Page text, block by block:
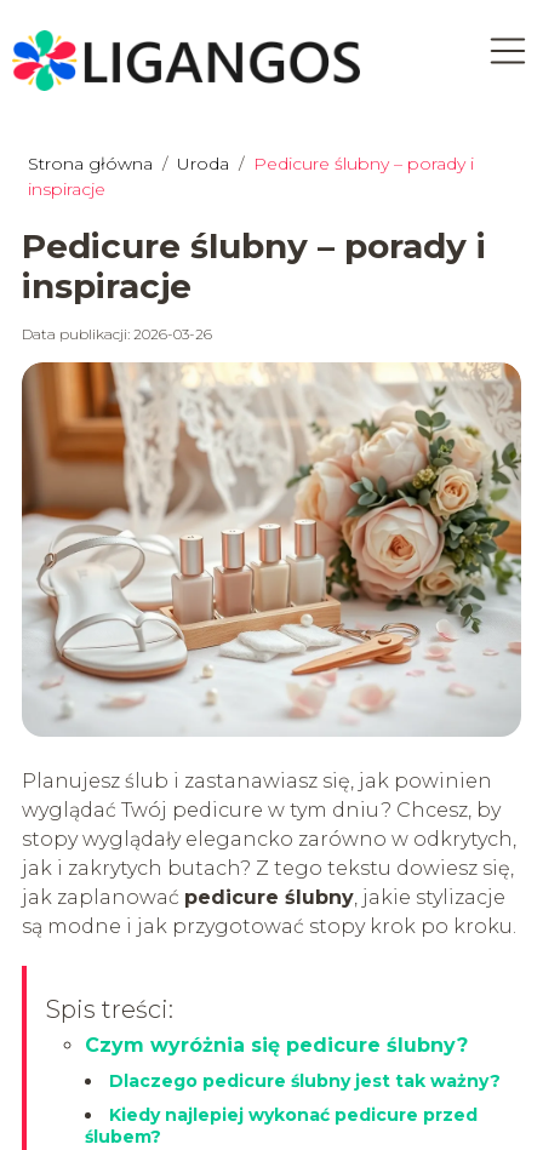
Strona główna / Uroda / Pedicure ślubny – porady i
inspiracje
Pedicure ślubny – porady i
inspiracje
Data publikacji: 2026-03-26
Planujesz ślub i zastanawiasz się, jak powinien
wyglądać Twój pedicure w tym dniu? Chcesz, by
stopy wyglądały elegancko zarówno w odkrytych,
jak i zakrytych butach? Z tego tekstu dowiesz się,
jak zaplanować pedicure ślubny, jakie stylizacje
są modne i jak przygotować stopy krok po kroku.
Spis treści:
Czym wyróżnia się pedicure ślubny?
Dlaczego pedicure ślubny jest tak ważny?
Kiedy najlepiej wykonać pedicure przed
ślubem?